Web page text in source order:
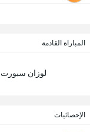
المباراة القادمة
لوزان سبورت
الإحصائيات